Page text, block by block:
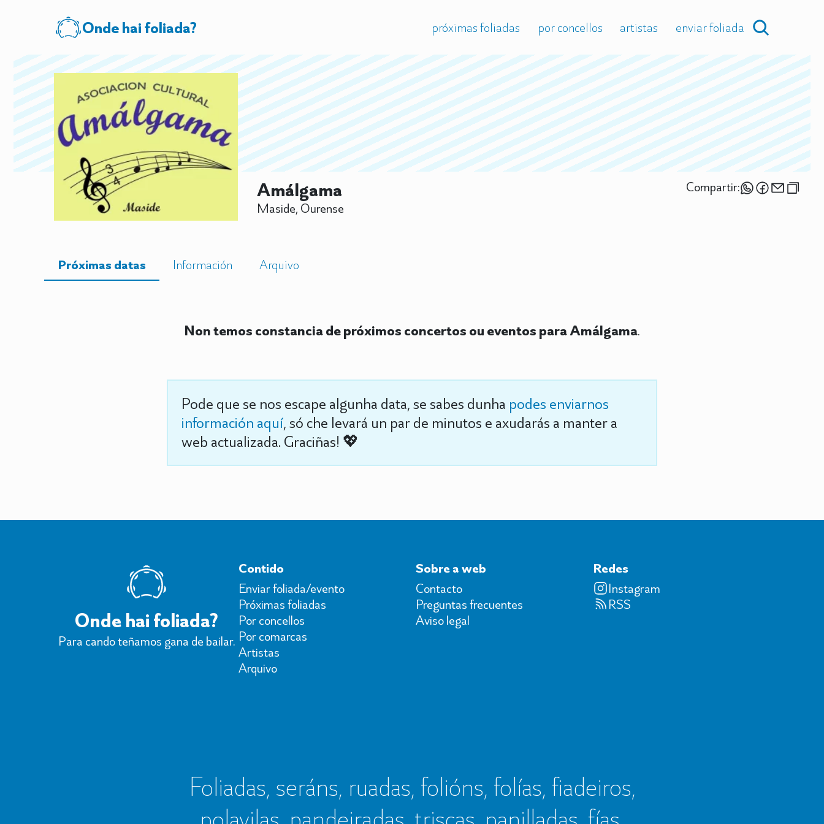
Onde hai foliada? próximas foliadas por concellos artistas enviar foliada
Amálgama
Maside, Ourense
Compartir:
Próximas datas Información Arquivo
Non temos constancia de próximos concertos ou eventos para Amálgama.
Pode que se nos escape algunha data, se sabes dunha podes enviarnos
información aquí, só che levará un par de minutos e axudarás a manter a
web actualizada. Graciñas! 💖
Onde hai foliada?
Para cando teñamos gana de bailar.
Contido
Enviar foliada/evento
Próximas foliadas
Por concellos
Por comarcas
Artistas
Arquivo
Sobre a web
Contacto
Preguntas frecuentes
Aviso legal
Redes
Instagram
RSS
Foliadas, seráns, ruadas, folións, folías, fiadeiros,